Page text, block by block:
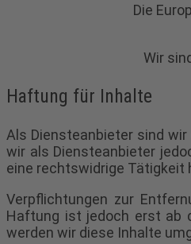
Die
Wir
Haftung für Inhalte
Als Diensteanbieter sind
wir als Diensteanbieter
eine rechtswidrige Tätigkeit
Verpflichtungen zur
Haftung ist jedoch erst ab
werden wir diese Inhalte